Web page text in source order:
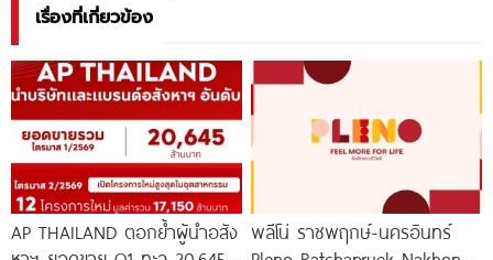
เรื่องที่เกี่ยวข้อง
AP THAILAND ตอกย้ำผู้นำอสัง พลีโน่ ราชพฤกษ์-นครอินทร์